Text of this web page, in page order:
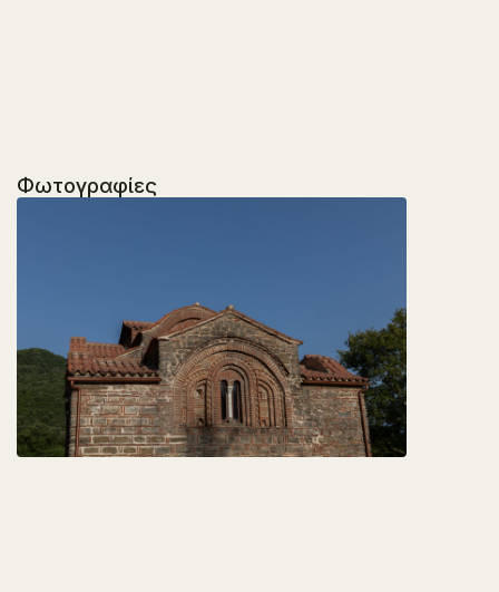
Φωτογραφίες